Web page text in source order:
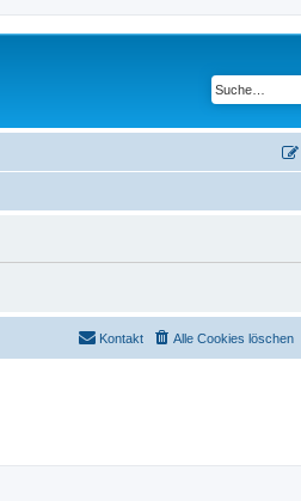
Alle Cookies löschen
Kontakt